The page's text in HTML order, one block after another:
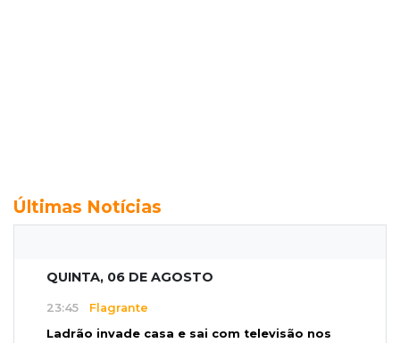
Últimas Notícias
QUINTA, 06 DE AGOSTO
23:45 Flagrante
Ladrão invade casa e sai com televisão nos